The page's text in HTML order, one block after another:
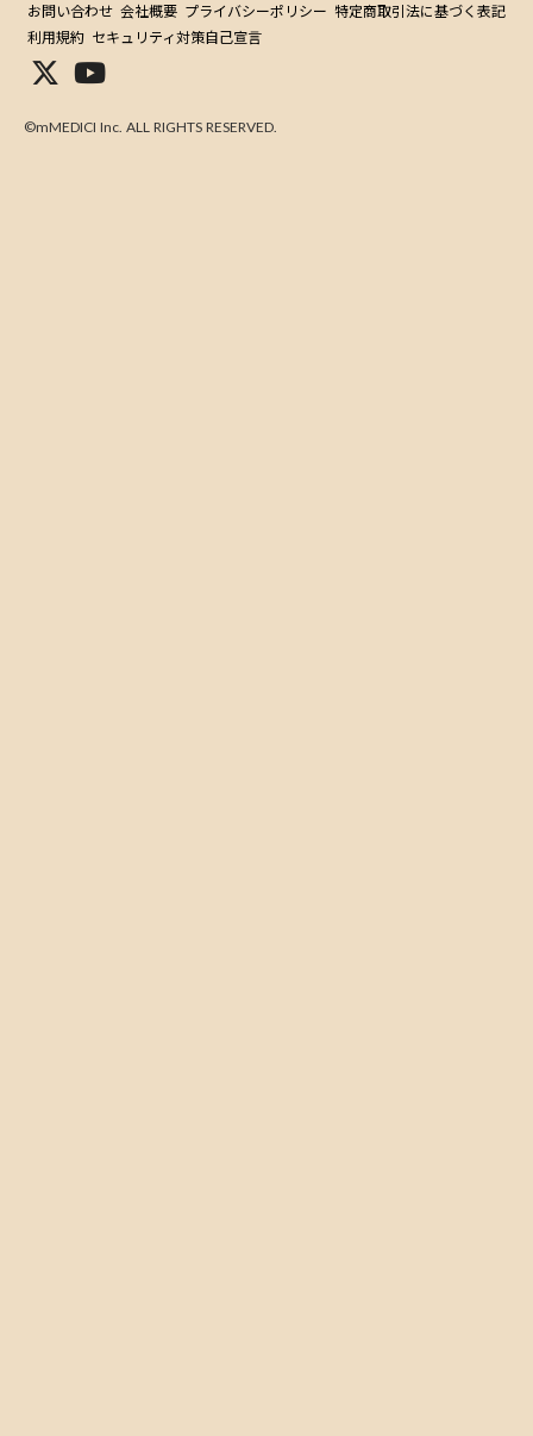
お問い合わせ 会社概要 プライバシーポリシー 特定商取引法に基づく表記
利用規約 セキュリティ対策自己宣言
©mMEDICI Inc. ALL RIGHTS RESERVED.